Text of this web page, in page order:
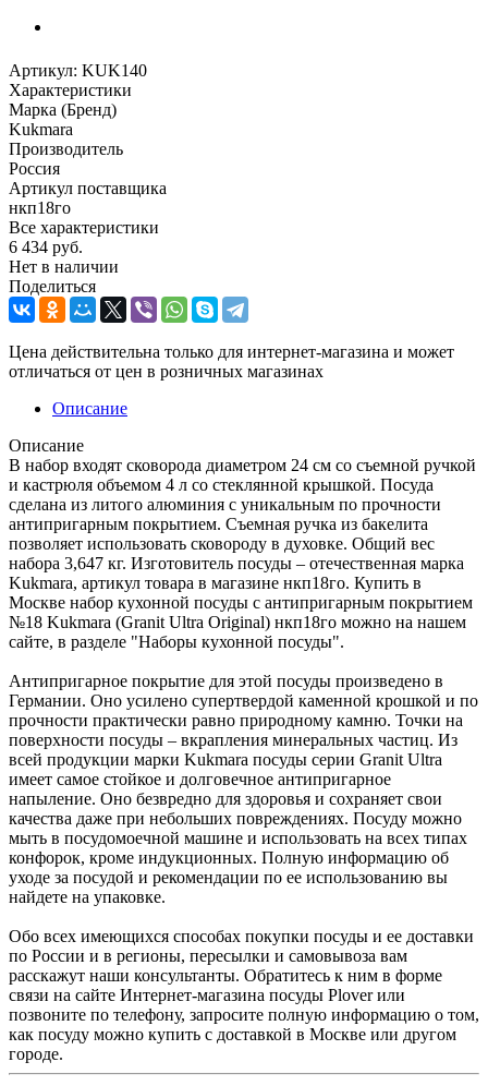
Артикул: KUK140
Характеристики
Марка (Бренд)
Kukmara
Производитель
Россия
Артикул поставщика
нкп18го
Все характеристики
6 434 руб.
Нет в наличии
Поделиться
Цена действительна только для интернет-магазина и может
отличаться от цен в розничных магазинах
Описание
Описание
В набор входят сковорода диаметром 24 см со съемной ручкой
и кастрюля объемом 4 л со стеклянной крышкой. Посуда
сделана из литого алюминия с уникальным по прочности
антипригарным покрытием. Съемная ручка из бакелита
позволяет использовать сковороду в духовке. Общий вес
набора 3,647 кг. Изготовитель посуды – отечественная марка
Kukmara, артикул товара в магазине нкп18го. Купить в
Москве набор кухонной посуды с антипригарным покрытием
№18 Kukmara (Granit Ultra Original) нкп18го можно на нашем
сайте, в разделе "Наборы кухонной посуды".
Антипригарное покрытие для этой посуды произведено в
Германии. Оно усилено супертвердой каменной крошкой и по
прочности практически равно природному камню. Точки на
поверхности посуды – вкрапления минеральных частиц. Из
всей продукции марки Kukmara посуды серии Granit Ultra
имеет самое стойкое и долговечное антипригарное
напыление. Оно безвредно для здоровья и сохраняет свои
качества даже при небольших повреждениях. Посуду можно
мыть в посудомоечной машине и использовать на всех типах
конфорок, кроме индукционных. Полную информацию об
уходе за посудой и рекомендации по ее использованию вы
найдете на упаковке.
Обо всех имеющихся способах покупки посуды и ее доставки
по России и в регионы, пересылки и самовывоза вам
расскажут наши консультанты. Обратитесь к ним в форме
связи на сайте Интернет-магазина посуды Plover или
позвоните по телефону, запросите полную информацию о том,
как посуду можно купить с доставкой в Москве или другом
городе.